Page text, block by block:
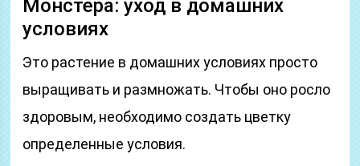
Монстера: уход в домашних
условиях
Это растение в домашних условиях просто
выращивать и размножать. Чтобы оно росло
здоровым, необходимо создать цветку
определенные условия.